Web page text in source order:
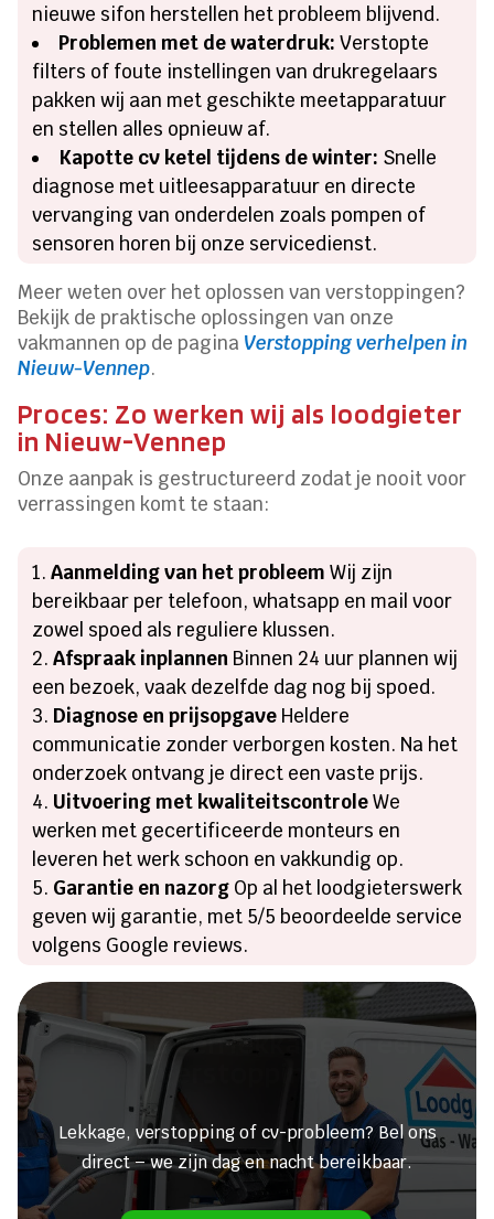
nieuwe sifon herstellen het probleem blijvend.
Problemen met de waterdruk: Verstopte
filters of foute instellingen van drukregelaars
pakken wij aan met geschikte meetapparatuur
en stellen alles opnieuw af.
Kapotte cv ketel tijdens de winter: Snelle
diagnose met uitleesapparatuur en directe
vervanging van onderdelen zoals pompen of
sensoren horen bij onze servicedienst.
Meer weten over het oplossen van verstoppingen?
Bekijk de praktische oplossingen van onze
vakmannen op de pagina Verstopping verhelpen in
Nieuw-Vennep.
Proces: Zo werken wij als loodgieter
in Nieuw-Vennep
Onze aanpak is gestructureerd zodat je nooit voor
verrassingen komt te staan:
Aanmelding van het probleem Wij zijn
bereikbaar per telefoon, whatsapp en mail voor
zowel spoed als reguliere klussen.
Afspraak inplannen Binnen 24 uur plannen wij
een bezoek, vaak dezelfde dag nog bij spoed.
Diagnose en prijsopgave Heldere
communicatie zonder verborgen kosten. Na het
onderzoek ontvang je direct een vaste prijs.
Uitvoering met kwaliteitscontroleWe
werken met gecertificeerde monteurs en
leveren het werk schoon en vakkundig op.
Garantie en nazorg Op al het loodgieterswerk
geven wij garantie, met 5/5 beoordeelde service
volgens Google reviews.
Heeft u een lekkage of een
verstopping?
Lekkage, verstopping of cv-probleem? Bel ons
direct – we zijn dag en nacht bereikbaar.